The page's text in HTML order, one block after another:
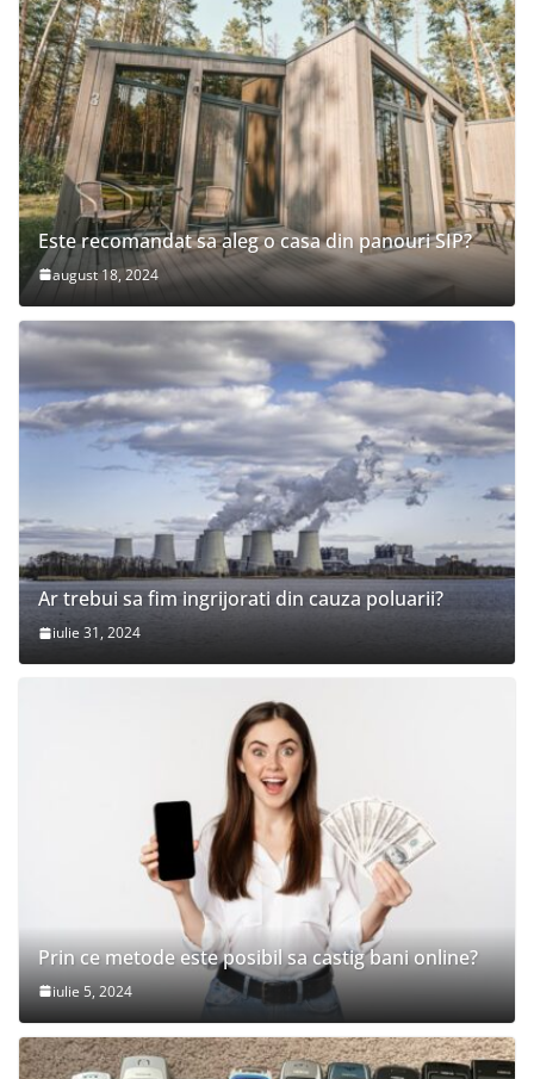
Este recomandat sa aleg o casa din panouri SIP?
august 18, 2024
Ar trebui sa fim ingrijorati din cauza poluarii?
iulie 31, 2024
Prin ce metode este posibil sa castig bani online?
iulie 5, 2024